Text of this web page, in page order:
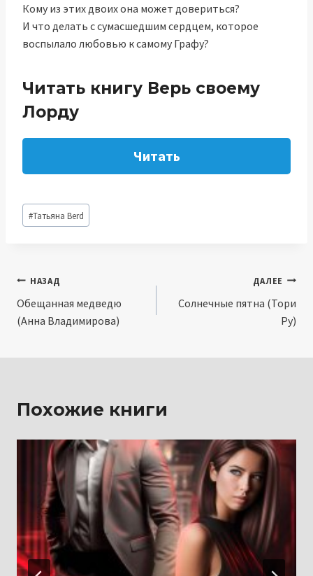
Кому из этих двоих она может довериться?
И что делать с сумасшедшим сердцем, которое
воспылало любовью к самому Графу?
Читать книгу Верь своему
Лорду
Читать
Метки
записи:
#Татьяна Berd
Навигация
по
НАЗАД
Обещанная медведю
(Анна Владимирова)
ДАЛЕЕ
Солнечные пятна (Тори
Ру)
Похожие книги